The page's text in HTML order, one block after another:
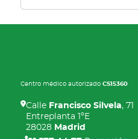
Centro médico autorizadoCS15360
Calle Francisco Silvela, 71
Entreplanta 1ºE
28028 Madrid